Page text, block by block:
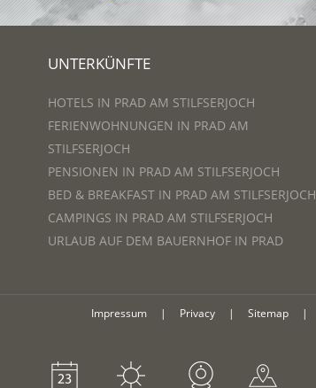
UNTERKÜNFTE
HOTELS IN PRAD AM STILFSERJOCH
FERIENWOHNUNGEN IN PRAD AM
STILFSERJOCH
PENSIONEN IN PRAD AM STILFSERJOCH
BED & BREAKFAST IN PRAD AM STILFSERJOCH
CAMPINGS IN PRAD AM STILFSERJOCH
URLAUB AUF DEM BAUERNHOF IN PRAD
Impressum | Privacy | Sitemap |